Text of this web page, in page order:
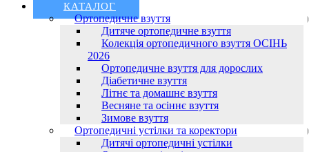
КАТАЛОГ
Ортопедичне взуття
Дитяче ортопедичне взуття
Колекція ортопедичного взуття ОСІНЬ
2026
Ортопедичне взуття для дорослих
Діабетичне взуття
Літнє та домашнє взуття
Весняне та осіннє взуття
Зимове взуття
Ортопедичні устілки та коректори
Дитячі ортопедичні устілки